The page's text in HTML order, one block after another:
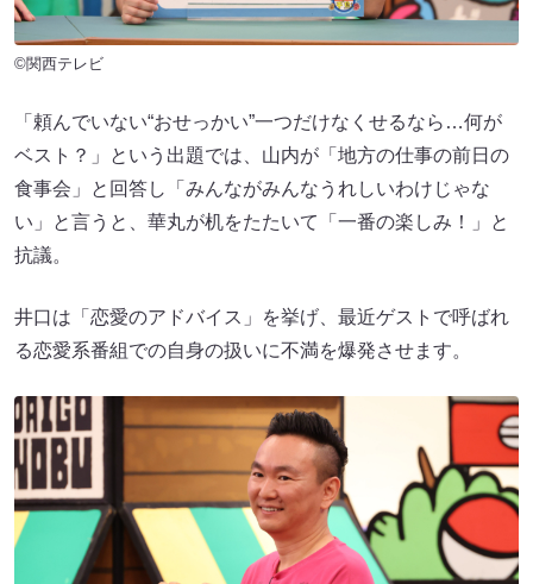
©関西テレビ
「頼んでいない“おせっかい”一つだけなくせるなら…何が
ベスト？」という出題では、山内が「地方の仕事の前日の
食事会」と回答し「みんながみんなうれしいわけじゃな
い」と言うと、華丸が机をたたいて「一番の楽しみ！」と
抗議。
井口は「恋愛のアドバイス」を挙げ、最近ゲストで呼ばれ
る恋愛系番組での自身の扱いに不満を爆発させます。